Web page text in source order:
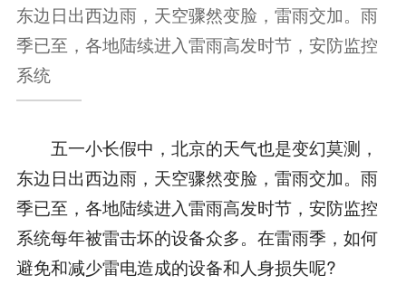
东边日出西边雨，天空骤然变脸，雷雨交加。雨
季已至，各地陆续进入雷雨高发时节，安防监控
系统
五一小长假中，北京的天气也是变幻莫测，
东边日出西边雨，天空骤然变脸，雷雨交加。雨
季已至，各地陆续进入雷雨高发时节，安防监控
系统每年被雷击坏的设备众多。在雷雨季，如何
避免和减少雷电造成的设备和人身损失呢?